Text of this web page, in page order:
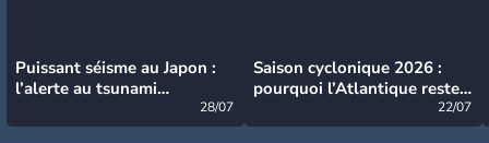
Puissant séisme au Japon :
l’alerte au tsunami
28/07
Saison cyclonique 2026 :
pourquoi l’Atlantique reste
22/07